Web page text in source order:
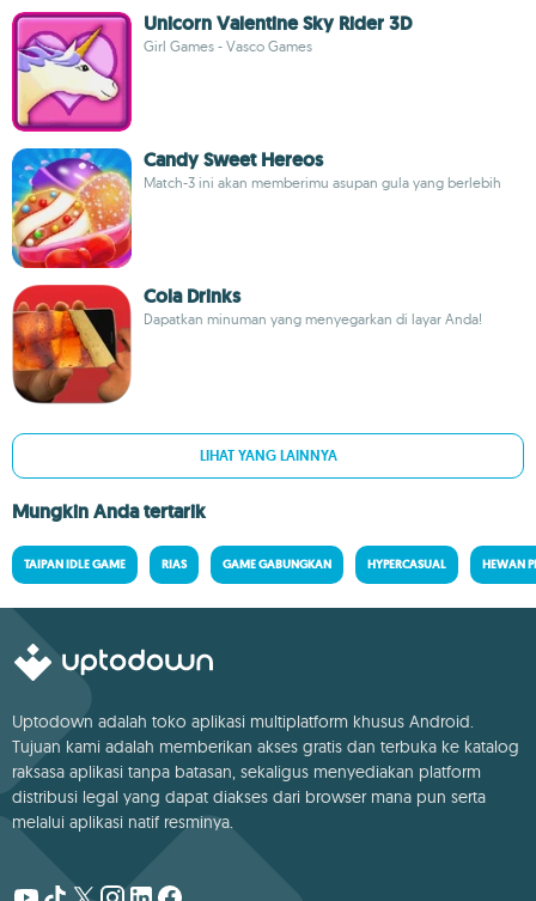
Unicorn Valentine Sky Rider 3D
Girl Games - Vasco Games
Candy Sweet Hereos
Match-3 ini akan memberimu asupan gula yang berlebih
Cola Drinks
Dapatkan minuman yang menyegarkan di layar Anda!
LIHAT YANG LAINNYA
Mungkin Anda tertarik
TAIPAN IDLE GAME RIAS GAME GABUNGKAN HYPERCASUAL HEWAN
Uptodown adalah toko aplikasi multiplatform khusus Android.
Tujuan kami adalah memberikan akses gratis dan terbuka ke katalog
raksasa aplikasi tanpa batasan, sekaligus menyediakan platform
distribusi legal yang dapat diakses dari browser mana pun serta
melalui aplikasi natif resminya.